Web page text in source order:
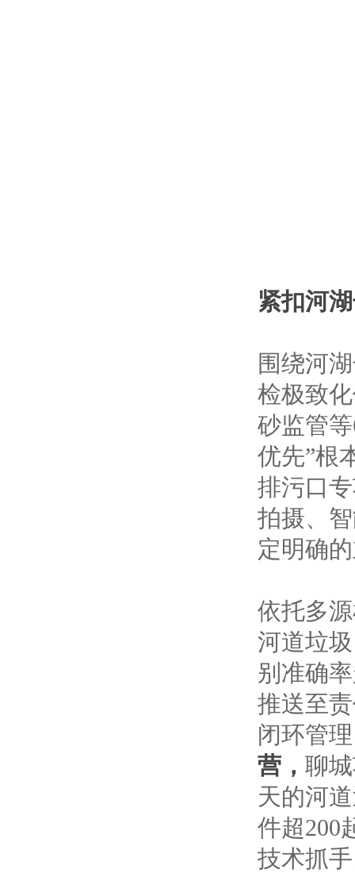
紧扣河
围绕河
检极致
砂监管
优先”根
排污口
拍摄、
定明确
依托多
河道垃
别准确
推送至
闭环管
营， 聊
天的河
件超200
技术抓